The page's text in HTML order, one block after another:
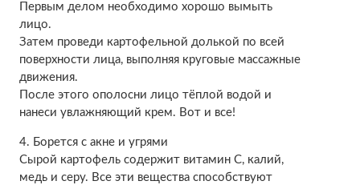
Первым делом необходимо хорошо вымыть
лицо.
Затем проведи картофельной долькой по всей
поверхности лица, выполняя круговые массажные
движения.
После этого ополосни лицо тёплой водой и
нанеси увлажняющий крем. Вот и все!
4. Борется с акне и угрями
Сырой картофель содержит витамин С, калий,
медь и серу. Все эти вещества способствуют